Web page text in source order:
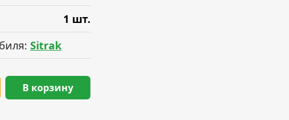
1 шт.
Sitrak
В корзину